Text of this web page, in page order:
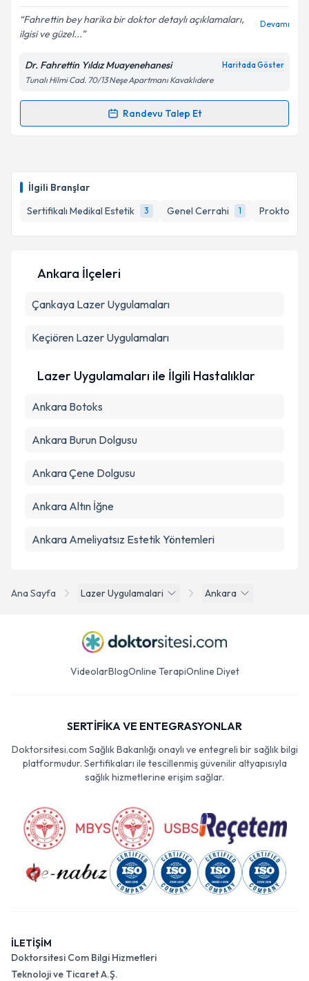
İlgili Branşlar
Sertifikalı Medikal Estetik
3 Genel Cerrahi 1 Proktoloji
Kişisel verilerimin işlenmesine ilişkin
Aydınlatma
Metni'ni okudum ve kişisel verilerimin belirtilen
kapsamda işlenmesini kabul ediyorum.
Fahrettin bey harika bir doktor detaylı açıklamaları,
ilgisi ve güzel...
Devamı
Dr. Fahrettin Yıldız Muayenehanesi Haritada Göster
Tunalı Hilmi Cad. 70/13 Neşe Apartmanı Kavaklıdere
Randevu Talep Et
Randevu Takvimi Talebi
takvim hazırlandığında e-posta ile bilgilendireceğiz.
Metni'ni okudum ve kişisel verilerimin belirtilen
Ana Sayfa Lazer Uygulamalari Ankara
Ankara İlçeleri
Çankaya Lazer Uygulamaları
Keçiören Lazer Uygulamaları
Lazer Uygulamaları ile İlgili Hastalıklar
Ankara Botoks
Ankara Burun Dolgusu
Ankara Çene Dolgusu
Ankara Altın İğne
Ankara Ameliyatsız Estetik Yöntemleri
VideolarBlogOnline TerapiOnline Diyet
SERTİFİKA VE ENTEGRASYONLAR
Doktorsitesi.com Sağlık Bakanlığı onaylı ve entegreli bir sağlık bilgi
platformudur. Sertifikaları ile tescillenmiş güvenilir altyapısıyla
sağlık hizmetlerine erişim sağlar.
İLETİŞİM
Doktorsitesi Com Bilgi Hizmetleri
Teknoloji ve Ticaret A.Ş.